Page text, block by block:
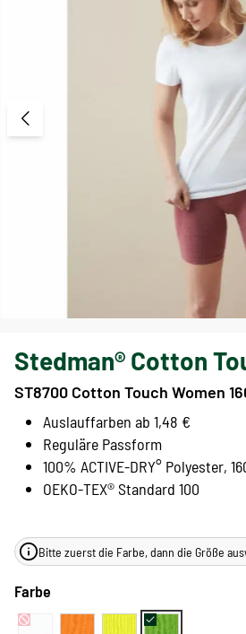
Stedman® Cotton
ST8700 Cotton Touch Women
Auslauffarben ab 1,48 €
Reguläre Passform
100% ACTIVE-DRY° Polyester,
OEKO-TEX® Standard 100
Bitte zuerst die Farbe, dann die Größe
Farbe